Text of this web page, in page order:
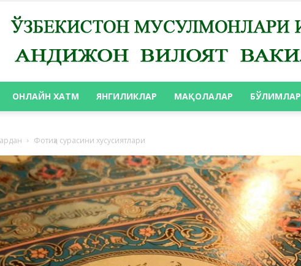
ВИЛОЯТ
ОНЛАЙН ХАТМ ЯНГИЛИКЛАР МАҚОЛАЛАР БЎЛИМЛАР
Фотиҳа сурасини хусусиятлари